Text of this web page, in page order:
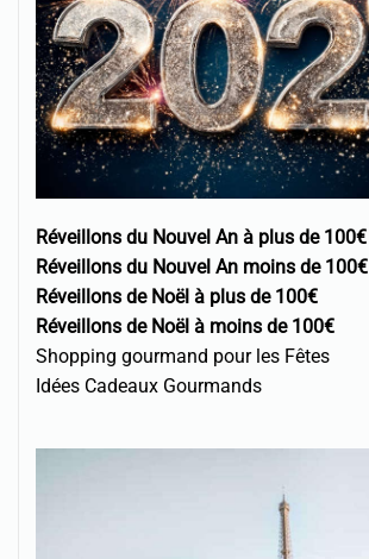
Réveillons du Nouvel An à plus de 100€
Réveillons du Nouvel An moins de 100€
Réveillons de Noël à plus de 100€
Réveillons de Noël à moins de 100€
Shopping gourmand pour les Fêtes
Idées Cadeaux Gourmands